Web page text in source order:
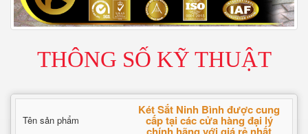
THÔNG SỐ KỸ THUẬT
Tên sản phẩm
Két Sắt Ninh Bình được cung
cấp tại các cửa hàng đại lý